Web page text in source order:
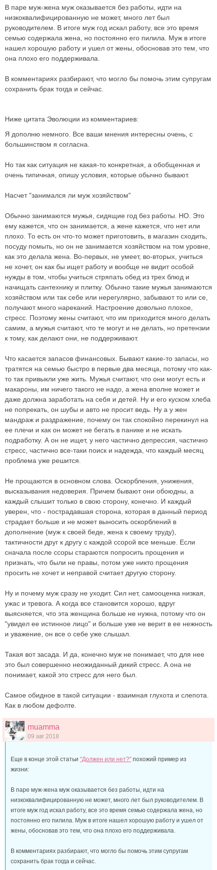
В паре муж-жена муж оказывается без работы, идти на
низкоквалифицированную не может, много лет был
руководителем. В итоге муж год искал работу, все это время
семью содержала жена, но постоянно его пилила. Муж в итоге
нашел хорошую работу и ушел от жены, обосновав это тем, что
она плохо его поддерживала.
В комментариях разбирают, что могло бы помочь этим супругам
сохранить брак тогда и сейчас.
Ниже цитата Эволюции из комментариев:
Я дополню немного. Все ваши мнения интересны очень, с
большинством я согласна.
Но так как ситуация не какая-то конкретная, а обобщенная и
очень типичная, опишу условия, которые обычно бывают.
Насчет "занимался ли муж хозяйством"
Обычно занимаются мужья, сидящие год без работы. НО. Это
ему кажется, что он занимается, а жене кажется, что нет или
плохо. То есть он что-то может приготовить, в магазин сходить,
посуду помыть, но он не занимается хозяйством на том уровне,
как это делала жена. Во-первых, не умеет, во-вторых, учиться
не хочет, он как бы ищет работу и вообще не видит особой
нужды в том, чтобы учиться стряпать обед из трех блюд и
начищать сантехнику и плитку. Обычно такие мужья занимаются
хозяйством или так себе или нерегулярно, забывают то или се,
получают много нареканий. Настроение довольно плохое,
стресс. Поэтому жены считают, что им приходится много делать
самим, а мужья считают, что те могут и не делать, но претензии
к тому, как делают они, не поддерживают.
Что касается запасов финансовых. Бывают какие-то запасы, но
тратятся на семью быстро в первые два месяца, потому что как-
то так привыкли уже жить. Мужья считают, что они могут есть и
макароны, им ничего такого не надо, а жена вполне может и
даже должна заработать на себя и детей. Ну и его куском хлеба
не попрекать, он шубы и авто не просит ведь. Ну а у жен
мандраж и раздражение, почему он так спокойно перекинул на
ее плечи и как он может не бегать в панике и не искать
подработку. А он не ищет, у него частично депрессия, частично
стресс, частично все-таки поиск и надежда, что каждый месяц
проблема уже решится.
Не прощаются в основном слова. Оскорбления, унижения,
высказывания недоверия. Причем бывают они обоюдны, а
каждый слышит только в свою сторону, конечно. И каждый
уверен, что - пострадавшая сторона, которая в данный период
страдает больше и не может выносить оскорблений в
дополнение (муж к своей беде, жена к своему труду),
тактичности друг к другу с каждой ссорой все меньше. Если
сначала после ссоры стараются попросить прощения и
признать, что были не правы, потом уже никто прощения
просить не хочет и неправой считает другую сторону.
Ну и почему муж сразу не уходит. Сил нет, самооценка низкая,
ужас и тревога. А когда все становится хорошо, вдруг
выясняется, что эта женщина больше не нужна, потому что он
"увидел ее истинное лицо" и больше уже не верит в ее нежность
и уважение, он все о себе уже слышал.
Такая вот засада. И да, конечно муж не понимает, что для нее
это был совершенно неожиданный дикий стресс. А она не
понимает, какой это стресс для него был.
Самое обидное в такой ситуации - взаимная глухота и слепота.
Как в любом дефолте.
muamma
09 авг 2018
Еще в конце этой статьи "Должен или нет?" похожий пример из
жизни:
В паре муж-жена муж оказывается без работы, идти на
низкоквалифицированную не может, много лет был руководителем. В
итоге муж год искал работу, все это время семью содержала жена, но
постоянно его пилила. Муж в итоге нашел хорошую работу и ушел от
жены, обосновав это тем, что она плохо его поддерживала.
В комментариях разбирают, что могло бы помочь этим супругам
сохранить брак тогда и сейчас.